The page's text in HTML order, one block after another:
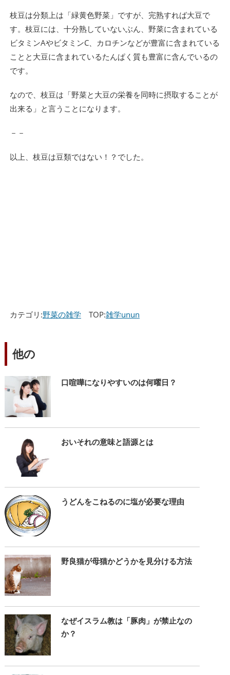
枝豆は分類上は「緑黄色野菜」ですが、完熟すれば大豆で
す。枝豆には、十分熟していないぶん、野菜に含まれている
ビタミンAやビタミンC、カロチンなどが豊富に含まれている
ことと大豆に含まれているたんぱく質も豊富に含んでいるの
です。
なので、枝豆は「野菜と大豆の栄養を同時に摂取することが
出来る」と言うことになります。
－－
以上、枝豆は豆類ではない！？でした。
カテゴリ:野菜の雑学TOP:雑学unun
他の
口喧嘩になりやすいのは何曜日？
おいそれの意味と語源とは
うどんをこねるのに塩が必要な理由
野良猫が母猫かどうかを見分ける方法
なぜイスラム教は「豚肉」が禁止なの
か？